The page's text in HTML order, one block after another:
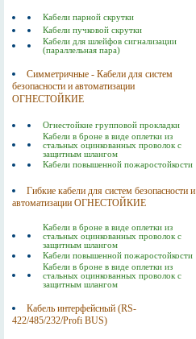
Кабели парной скрутки
Кабели пучковой скрутки
Кабели для шлейфов сигнализации
(параллельная пара)
Симметричные - Кабели для систем
безопасности и автоматизации
ОГНЕСТОЙКИЕ
Огнестойкие групповой прокладки
Кабели в броне в виде оплетки из
стальных оцинкованных проволок c
защитным шлангом
Кабели повышенной пожаростойкости
Гибкие кабели для систем безопасности и
автоматизации ОГНЕСТОЙКИЕ
Кабели в броне в виде оплетки из
стальных оцинкованных проволок c
защитным шлангом
Кабели повышенной пожаростойкости
Кабели в броне в виде оплетки из
стальных оцинкованных проволок c
защитным шлангом
Кабель интерфейсный (RS-
422/485/232/Profi BUS)